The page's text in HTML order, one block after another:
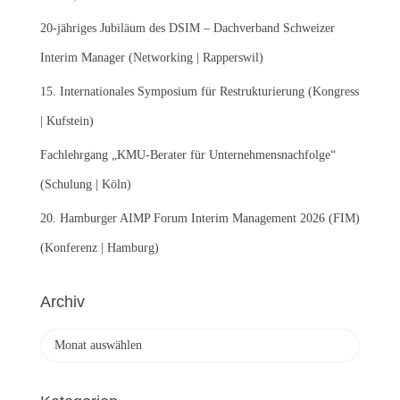
:
20-jähriges Jubiläum des DSIM – Dachverband Schweizer
Interim Manager (Networking | Rapperswil)
15. Internationales Symposium für Restrukturierung (Kongress
| Kufstein)
Fachlehrgang „KMU-Berater für Unternehmensnachfolge“
(Schulung | Köln)
20. Hamburger AIMP Forum Interim Management 2026 (FIM)
(Konferenz | Hamburg)
Archiv
h